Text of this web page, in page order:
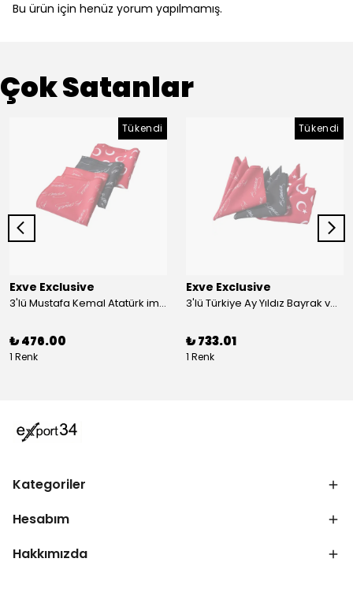
Bu ürün için henüz yorum yapılmamış.
Çok Satanlar
Tükendi
Exve Exclusive
3'lü Mustafa Kemal Atatürk imzalı ve Türkiye Ay Yıldız Bayraklı Kadın Fular Seti
₺ 476.00
1 Renk
Tükendi
Exve Exclusive
3'lü Türkiye Ay Yıldız Bayrak ve Mustafa Kemal Atatürk imzalı Kırmızı Siyah Yaka Mendili Seti
₺ 733.01
1 Renk
Kategoriler
Hesabım
Hakkımızda